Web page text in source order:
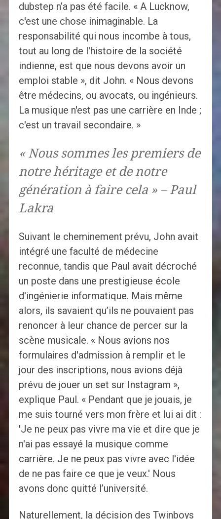
dubstep n’a pas été facile. « A Lucknow,
c'est une chose inimaginable. La
responsabilité qui nous incombe à tous,
tout au long de l'histoire de la société
indienne, est que nous devons avoir un
emploi stable », dit John. « Nous devons
être médecins, ou avocats, ou ingénieurs.
La musique n'est pas une carrière en Inde ;
c'est un travail secondaire. »
« Nous sommes les premiers de
notre héritage et de notre
génération à faire cela » – Paul
Lakra
Suivant le cheminement prévu, John avait
intégré une faculté de médecine
reconnue, tandis que Paul avait décroché
un poste dans une prestigieuse école
d'ingénierie informatique. Mais même
alors, ils savaient qu’ils ne pouvaient pas
renoncer à leur chance de percer sur la
scène musicale. « Nous avions nos
formulaires d'admission à remplir et le
jour des inscriptions, nous avions déjà
prévu de jouer un set sur Instagram »,
explique Paul. « Pendant que je jouais, je
me suis tourné vers mon frère et lui ai dit :
'Je ne peux pas vivre ma vie et dire que je
n'ai pas essayé la musique comme
carrière. Je ne peux pas vivre avec l'idée
de ne pas faire ce que je veux.' Nous
avons donc quitté l’université.
Naturellement, la décision des Twinboys